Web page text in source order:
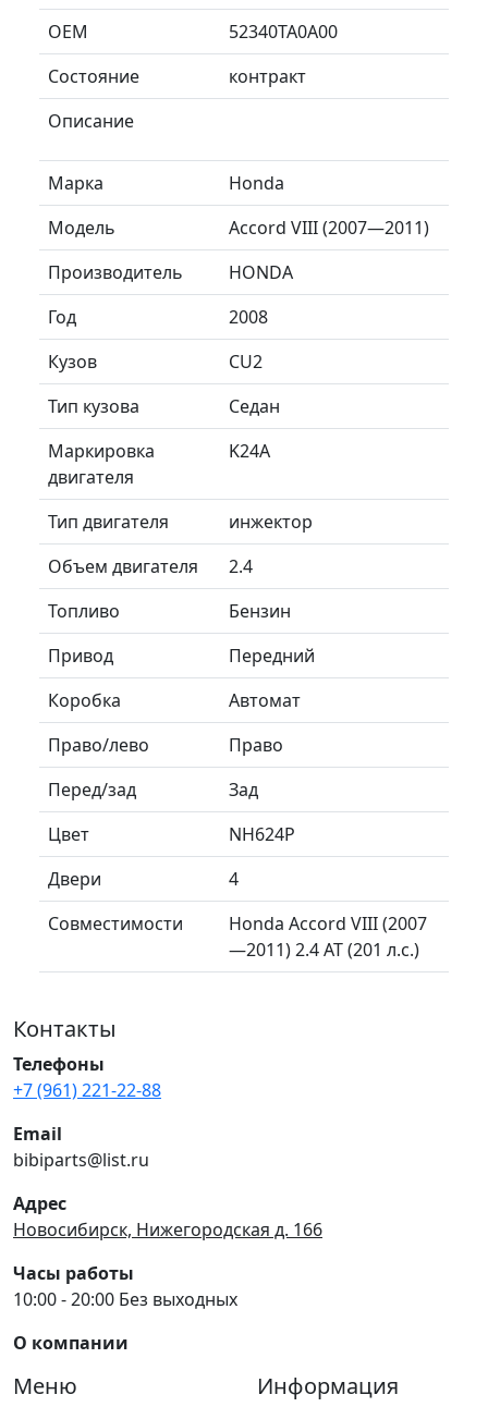
ОЕМ
52340TA0A00
Состояние
контракт
Описание
Марка
Honda
Модель
Accord VIII (2007—2011)
Производитель
HONDA
Год
2008
Кузов
CU2
Тип кузова
Седан
Маркировка
двигателя
K24A
Тип двигателя
инжектор
Объем двигателя
2.4
Топливо
Бензин
Привод
Передний
Коробка
Автомат
Право/лево
Право
Перед/зад
Зад
Цвет
NH624P
Двери
4
Совместимости
Honda Accord VIII (2007
—2011) 2.4 AT (201 л.с.)
Контакты
Телефоны
+7 (961) 221-22-88
Email
bibiparts@list.ru
Адрес
Новосибирск, Нижегородская д. 166
Часы работы
10:00 - 20:00 Без выходных
О компании
Меню Информация